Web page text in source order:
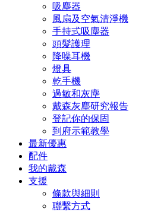
吸塵器
風扇及空氣清淨機
手持式吸塵器
頭髮護理
降噪耳機
燈具
乾手機
過敏和灰塵
戴森灰塵研究報告
登記你的保固
到府示範教學
最新優惠
配件
我的戴森
支援
條款與細則
聯繫方式